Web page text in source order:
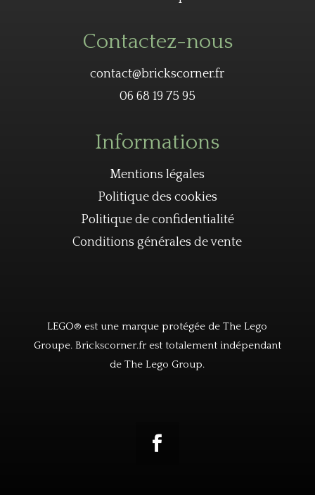
Contactez-nous
contact@brickscorner.fr
06 68 19 75 95
Informations
Mentions légales
Politique des cookies
Politique de confidentialité
Conditions générales de vente
LEGO® est une marque protégée de The Lego
Groupe. Brickscorner.fr est totalement indépendant
de The Lego Group.